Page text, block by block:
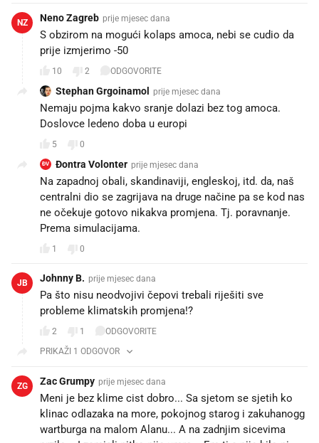
NZ Neno Zagreb prije mjesec dana
S obzirom na mogući kolaps amoca, nebi se cudio da
prije izmjerimo -50
10 2 ODGOVORITE
Stephan Grgoinamol prije mjesec dana
Nemaju pojma kakvo sranje dolazi bez tog amoca.
Doslovce ledeno doba u europi
5 0
ĐV Đontra Volonter prije mjesec dana
Na zapadnoj obali, skandinaviji, engleskoj, itd. da, naš
centralni dio se zagrijava na druge načine pa se kod nas
ne očekuje gotovo nikakva promjena. Tj. poravnanje.
Prema simulacijama.
1 0
JB Johnny B. prije mjesec dana
Pa što nisu neodvojivi čepovi trebali riješiti sve
probleme klimatskih promjena!?
2 1
ODGOVORITE
PRIKAŽI 1 ODGOVOR
ZG Zac Grumpy prije mjesec dana
Meni je bez klime cist dobro... Sa sjetom se sjetih ko
klinac odlazaka na more, pokojnog starog i zakuhanogg
wartburga na malom Alanu... A na zadnjim sicevima